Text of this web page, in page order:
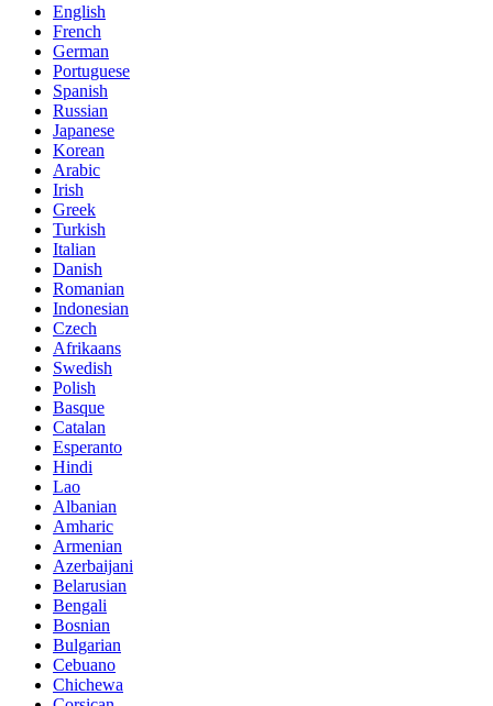
English
French
German
Portuguese
Spanish
Russian
Japanese
Korean
Arabic
Irish
Greek
Turkish
Italian
Danish
Romanian
Indonesian
Czech
Afrikaans
Swedish
Polish
Basque
Catalan
Esperanto
Hindi
Lao
Albanian
Amharic
Armenian
Azerbaijani
Belarusian
Bengali
Bosnian
Bulgarian
Cebuano
Chichewa